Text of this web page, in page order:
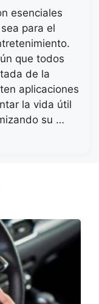
esenciales
para el
que todos
de la
aplicaciones
la vida útil
su …